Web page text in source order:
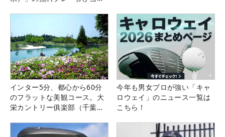
インター5分、都心から60分
のフラットな美観コース。大
栄カントリー俱楽部（千葉
今年も男女プロが強い「キャ
ロウェイ」のニュース一覧は
こちら！